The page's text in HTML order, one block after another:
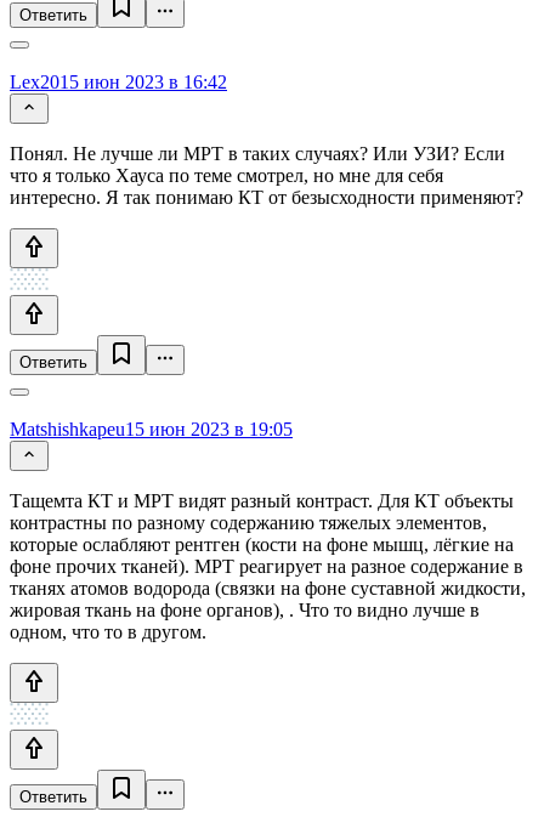
Ответить
Lex2015 июн 2023 в 16:42
Понял. Не лучше ли МРТ в таких случаях? Или УЗИ? Если
что я только Хауса по теме смотрел, но мне для себя
интересно. Я так понимаю КТ от безысходности применяют?
Ответить
Matshishkapeu15 июн 2023 в 19:05
Тащемта КТ и МРТ видят разный контраст. Для КТ объекты
контрастны по разному содержанию тяжелых элементов,
которые ослабляют рентген (кости на фоне мышц, лёгкие на
фоне прочих тканей). МРТ реагирует на разное содержание в
тканях атомов водорода (связки на фоне суставной жидкости,
жировая ткань на фоне органов), . Что то видно лучше в
одном, что то в другом.
Ответить